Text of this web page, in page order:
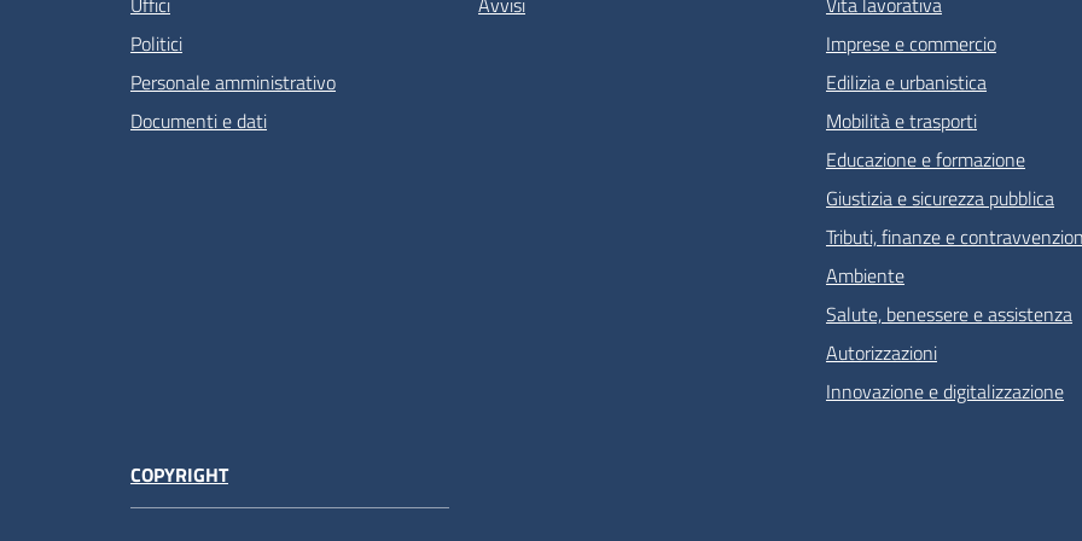
Politici
Personale amministrativo
Documenti e dati
Imprese e commercio
Edilizia e urbanistica
Mobilità e trasporti
Educazione e formazione
Giustizia e sicurezza pubblica
Tributi, finanze e
Ambiente
Salute, benessere e assistenza
Autorizzazioni
Innovazione e digitalizzazione
COPYRIGHT